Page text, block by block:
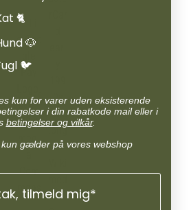
🐈
🐶
🐦
kun for varer uden eksisterende
i din rabatkode mail eller i
betingelser og vilkår.
gælder på vores webshop
tilmeld mig*